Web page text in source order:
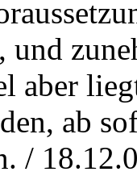
und
aber
ab
/